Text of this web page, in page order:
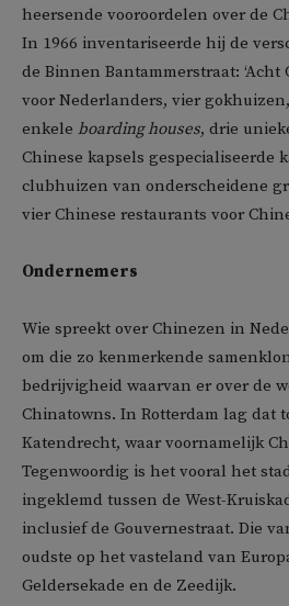
heersende vooroordelen over de
In 1966 inventariseerde hij de
de Binnen Bantammerstraat: ‘Acht
voor Nederlanders, vier
enkele boarding houses, drie
Chinese kapsels gespecialiseerde
clubhuizen van onderscheidene
vier Chinese restaurants voor
Ondernemers
Wie spreekt over Chinezen in
om die zo kenmerkende
bedrijvigheid waarvan er over de
Chinatowns. In Rotterdam lag dat
Katendrecht, waar voornamelijk
Tegenwoordig is het vooral het
ingeklemd tussen de West-
inclusief de Gouvernestraat. Die
oudste op het vasteland van
Geldersekade en de Zeedijk.